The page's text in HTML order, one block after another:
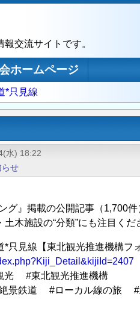
交流サイトです。
ホームページ
*只見線
水) 18:22
らせ
グ』掲載の公開記事（1,700件
木施設の“分類”にも注目くだ
見線【東北観光推進機構フォ
光 #東北観光推進機構
景鉄道 #ローカル線の旅 #